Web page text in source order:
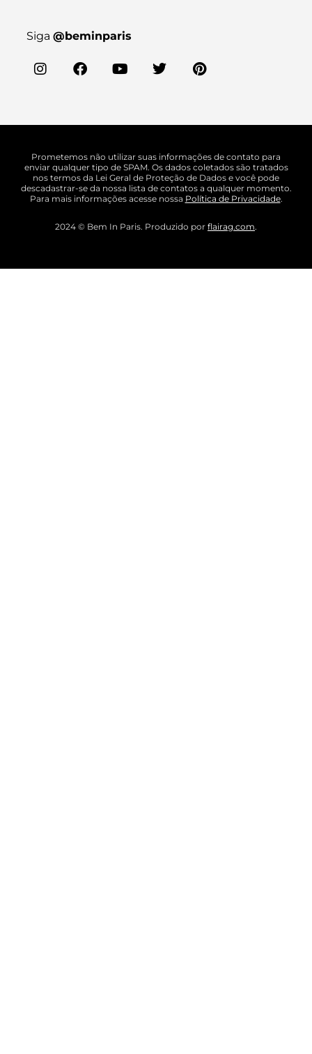
Siga @beminparis
Prometemos não utilizar suas informações de contato para
enviar qualquer tipo de SPAM. Os dados coletados são tratados
nos termos da Lei Geral de Proteção de Dados e você pode
descadastrar-se da nossa lista de contatos a qualquer momento.
Para mais informações acesse nossa Política de Privacidade.
2024 © Bem In Paris. Produzido por flairag.com.